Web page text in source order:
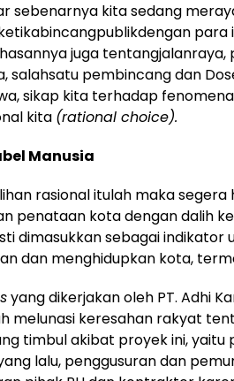
sebenarnya kita sedang
juga
salahsatu pembincang dan
sikap kita terhadap
kita (rational choice).
Manusia
rasional itulah maka
penataan kota dengan dalih
dimasukkan sebagai indikator
dan menghidupkan kota,
yang dikerjakan oleh PT. Adhi
melunasi keresahan rakyat
timbul akibat proyek ini, yaitu
lalu, penggusuran dan